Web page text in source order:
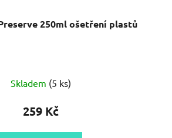
250ml ošetření plastů
hodnocení
produktu
Skladem (5 ks)
259 Kč